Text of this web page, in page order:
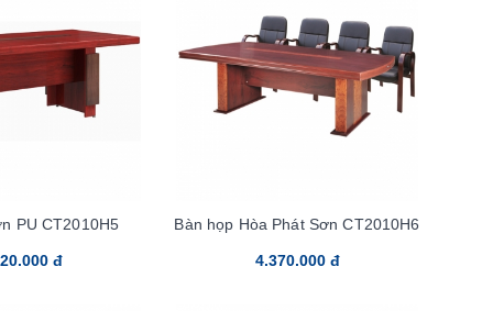
PU CT2010H5
đ
Bàn họp Hòa Phát Sơn CT2010H6
4.370.000 đ